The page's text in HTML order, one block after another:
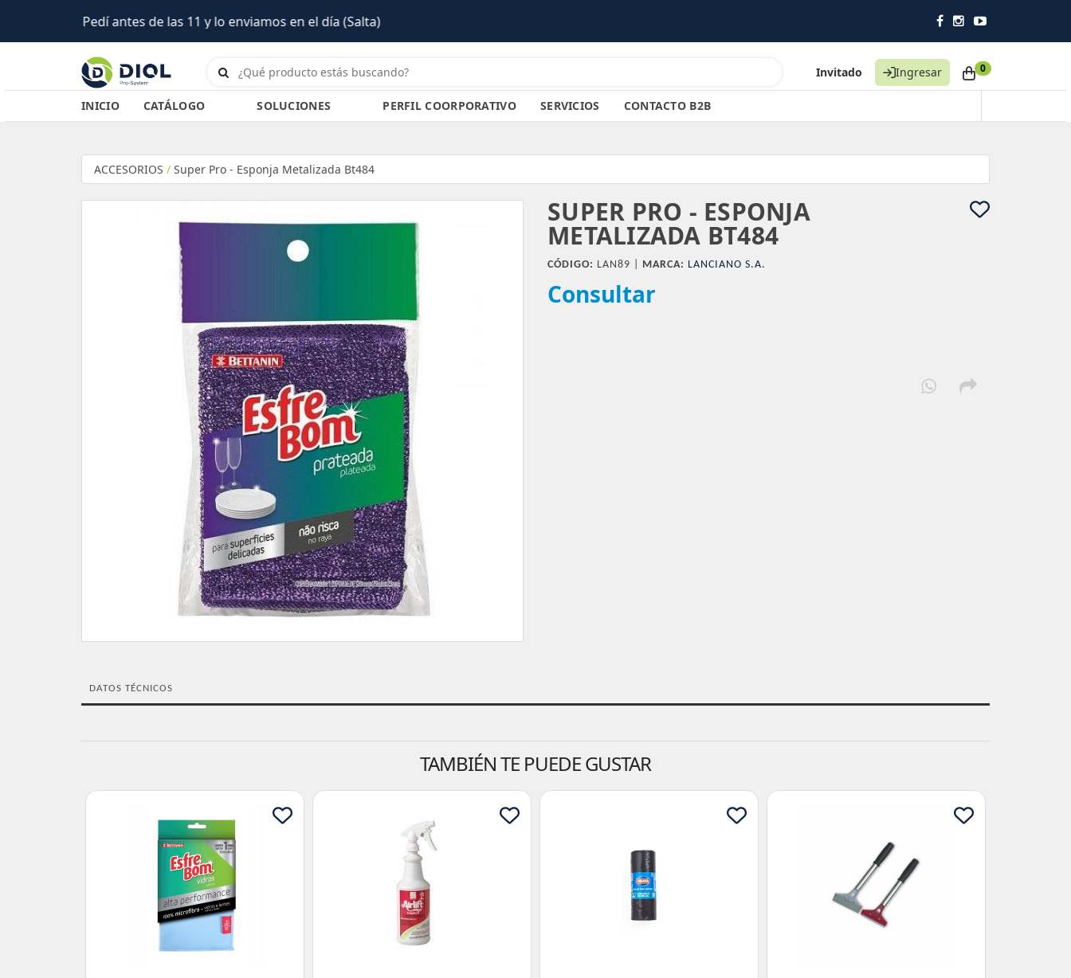
el día (Salta)
Invitado Ingresar 0
INICIO CATÁLOGO SOLUCIONES PERFIL COORPORATIVO SERVICIOS CONTACTO B2B
ACCESORIOS / Super Pro - Esponja Metalizada Bt484
SUPER PRO - ESPONJA
METALIZADA BT484
CÓDIGO: LAN89 | MARCA: LANCIANO S.A.
Consultar
DATOS TÉCNICOS
TAMBIÉN TE PUEDE GUSTAR